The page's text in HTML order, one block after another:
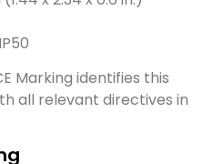
Marking identifies this
all relevant directives in